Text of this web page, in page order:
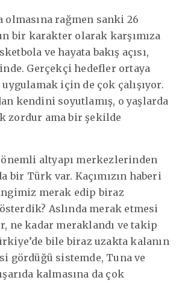
olmasına rağmen sanki 26
bir karakter olarak karşımıza
ve hayata bakış açısı,
Gerçekçi hedefler ortaya
için de çok çalışıyor.
kendini soyutlamış, o yaşlarda
zordur ama bir şekilde
altyapı merkezlerinden
bir Türk var. Kaçımızın haberi
merak edip biraz
Aslında merak etmesi
ne kadar meraklandı ve takip
bile biraz uzakta kalanın
gördüğü sistemde, Tuna ve
kalmasına da çok